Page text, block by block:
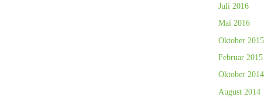
Juli 2016
Mai 2016
Oktober 2015
Februar 2015
Oktober 2014
August 2014